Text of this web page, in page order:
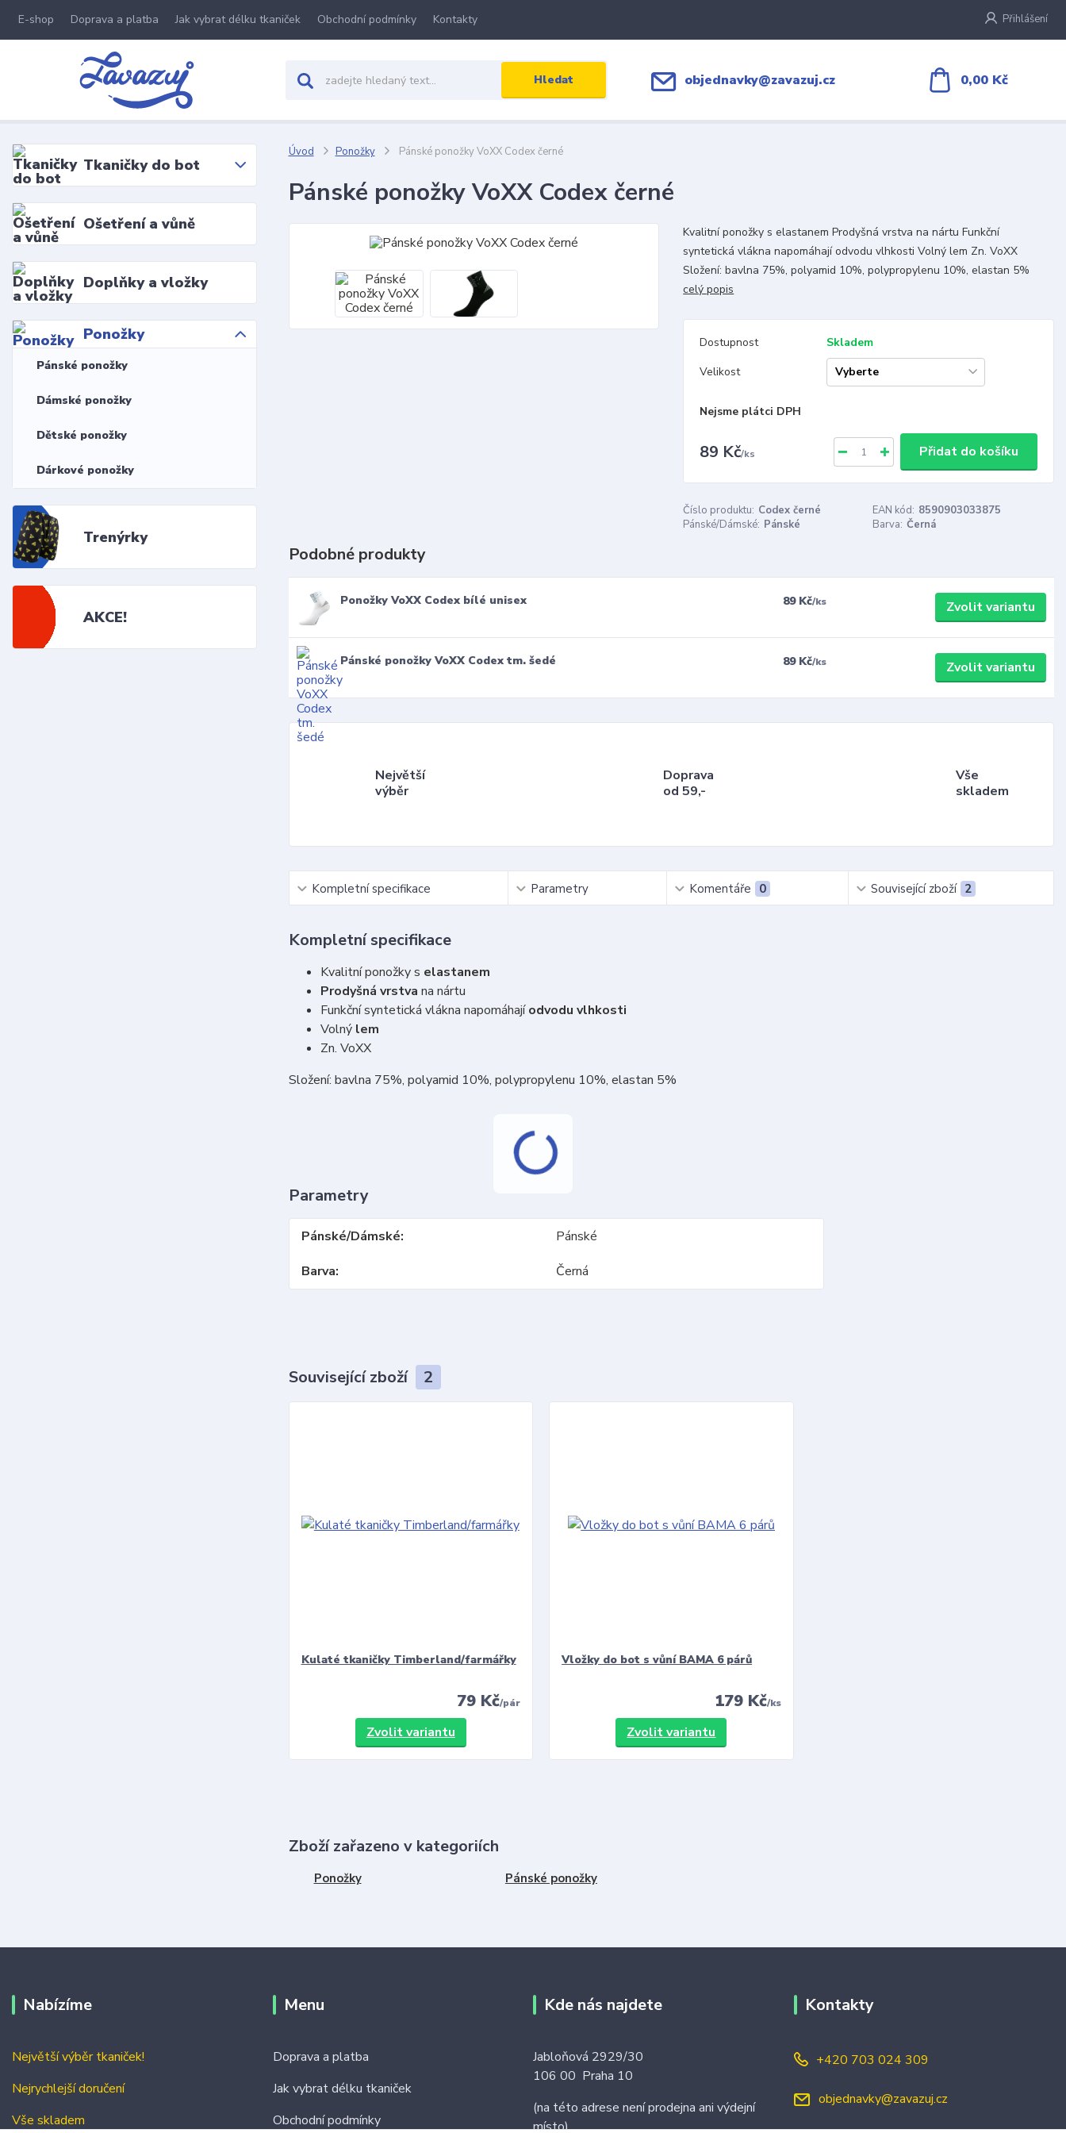
E-shop Doprava a platba Jak vybrat délku tkaniček Obchodní podmínky Kontakty Přihlášení
Hledat objednavky@zavazuj.cz 0,00 Kč
Tkaničky do bot
Ošetření a vůně
Doplňky a vložky
Ponožky
Pánské ponožky
Dámské ponožky
Dětské ponožky
Dárkové ponožky
Trenýrky
AKCE!
Úvod Ponožky Pánské ponožky VoXX Codex černé
Pánské ponožky VoXX Codex černé
Kvalitní ponožky s elastanem Prodyšná vrstva na nártu Funkční
syntetická vlákna napomáhají odvodu vlhkosti Volný lem Zn. VoXX
Složení: bavlna 75%, polyamid 10%, polypropylenu 10%, elastan 5%
celý popis
Dostupnost
Skladem
Velikost
Nejsme plátci DPH
89 Kč/ks Přidat do košíku
Číslo produktu: Codex černé EAN kód: 8590903033875
Pánské/Dámské: Pánské Barva: Černá
Podobné produkty
Ponožky VoXX Codex bílé unisex 89 Kč/ks Zvolit variantu
Pánské ponožky VoXX Codex tm. šedé 89 Kč/ks Zvolit variantu
Největší
výběr
Doprava
od 59,-
Vše
skladem
Kompletní specifikace Parametry Komentáře 0 Související zboží 2
Kompletní specifikace
Kvalitní ponožky s elastanem
Prodyšná vrstva na nártu
Funkční syntetická vlákna napomáhajíodvodu vlhkosti
Volnýlem
Zn. VoXX
Složení: bavlna 75%, polyamid 10%, polypropylenu 10%, elastan 5%
Parametry
Pánské/Dámské
Pánské
Barva
Černá
Související zboží 2
Kulaté tkaničky Timberland/farmářky
79 Kč/pár
Zvolit variantu
Vložky do bot s vůní BAMA 6 párů
179 Kč/ks
Zvolit variantu
Zboží zařazeno v kategoriích
Ponožky Pánské ponožky
Nabízíme
Největší výběr tkaniček!
Nejrychlejší doručení
Vše skladem
Menu
Doprava a platba
Jak vybrat délku tkaniček
Obchodní podmínky
Kde nás najdete
Jabloňová 2929/30
106 00 Praha 10
(na této adrese není prodejna ani výdejní
místo)
Kontakty
+420 703 024 309
objednavky@zavazuj.cz